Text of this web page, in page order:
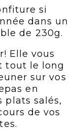
si
dans un
de 230g.
Elle vous
tout le long
sur vos
en
plats salés,
de vos